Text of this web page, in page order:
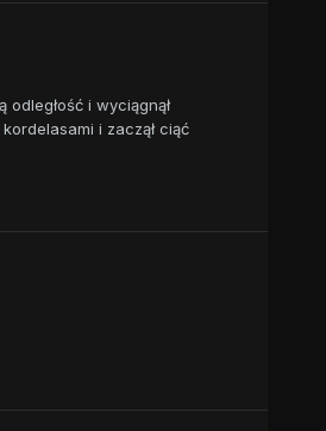
i wyciągnął
i zaczął ciąć